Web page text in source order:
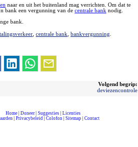
naar en uit het buitenland mag verrichten. Om dat te
bank een vergunning van de centrale bank nodig.
bank.
centrale bank bankvergunning
Volgend begrip:
deviezencontrole
Home| Doneer| Suggesties| Licenties
| Privacybeleid| Colofon| Sitemap| Contact